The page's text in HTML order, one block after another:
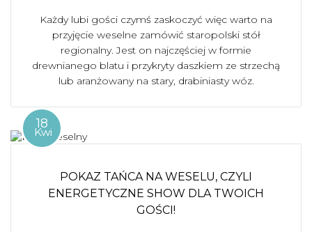
Każdy lubi gości czymś zaskoczyć więc warto na
przyjęcie weselne zamówić staropolski stół
regionalny. Jest on najczęściej w formie
drewnianego blatu i przykryty daszkiem ze strzechą
lub aranżowany na stary, drabiniasty wóz.
18
Kwi
POKAZ TAŃCA NA WESELU, CZYLI
ENERGETYCZNE SHOW DLA TWOICH
GOŚCI!